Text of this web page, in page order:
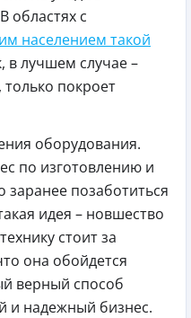
областях с
населением такой
в лучшем случае –
только покроет
оборудования.
по изготовлению и
заранее позаботиться
идея – новшество
стоит за
она обойдется
верный способ
и надежный бизнес.